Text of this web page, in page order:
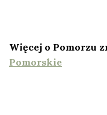
Więcej o Pomorzu
Pomorskie